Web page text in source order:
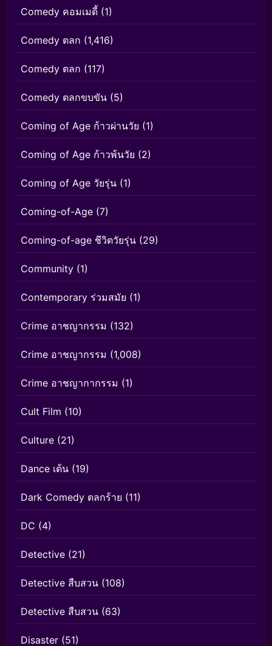
Comedy คอมเมดี้ (1)
Comedy ตลก (1,416)
Comedy ตลก (117)
Comedy ตลกขบขัน (5)
Coming of Age ก้าวผ่านวัย (1)
Coming of Age ก้าวพ้นวัย (2)
Coming of Age วัยรุ่น (1)
Coming-of-Age (7)
Coming-of-age ชีวิตวัยรุ่น (29)
Community (1)
Contemporary ร่วมสมัย (1)
Crime อาชญากรรม (132)
Crime อาชญากรรม (1,008)
Crime อาชญากากรรม (1)
Cult Film (10)
Culture (21)
Dance เต้น (19)
Dark Comedy ตลกร้าย (11)
DC (4)
Detective (21)
Detective สืบสวน (108)
Detective สืบสวน (63)
Disaster (51)